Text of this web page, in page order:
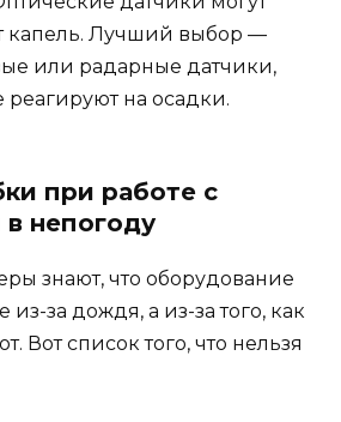
капель. Лучший выбор —
или радарные датчики,
реагируют на осадки.
при работе с
в непогоду
знают, что оборудование
из-за дождя, а из-за того, как
Вот список того, что нельзя